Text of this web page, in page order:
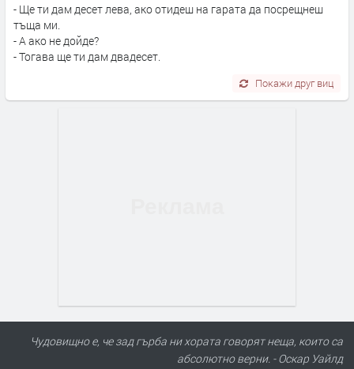
- Ще ти дам десет лева, ако отидеш на гарата да посрещнеш
тъща ми.
- А ако не дойде?
- Тогава ще ти дам двадесет.
Покажи друг виц
Чудовищно е, че зад гърба ни хората говорят неща, които са
абсолютно верни. - Оскар Уайлд